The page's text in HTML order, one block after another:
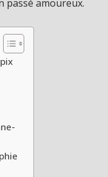
passé amoureux.